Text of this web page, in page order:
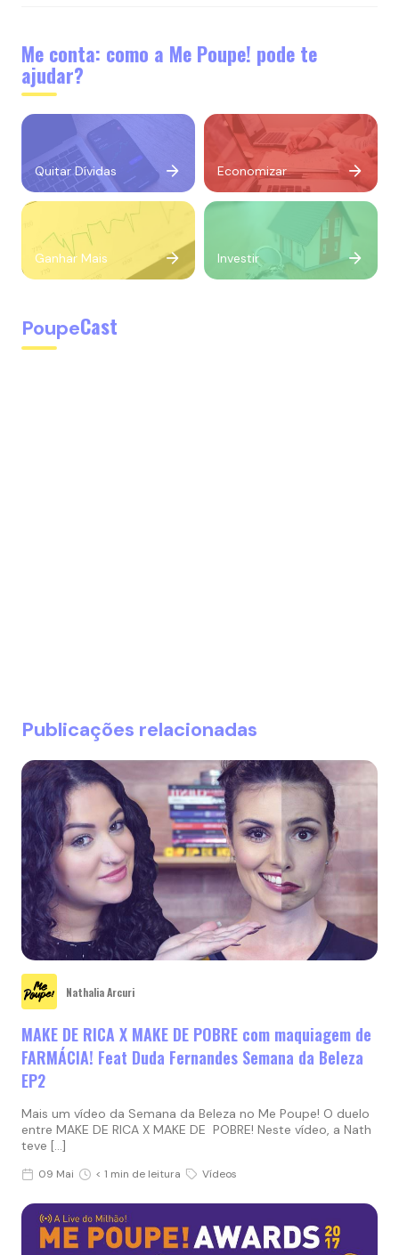
Me conta: como a Me Poupe! pode te
ajudar?
Quitar Dívidas Economizar
Ganhar Mais Investir
PoupeCast
Publicações relacionadas
Nathalia Arcuri
MAKE DE RICA X MAKE DE POBRE com maquiagem de
FARMÁCIA! Feat Duda Fernandes Semana da Beleza
EP2
Mais um vídeo da Semana da Beleza no Me Poupe! O duelo
entre MAKE DE RICA X MAKE DE POBRE! Neste vídeo, a Nath
teve […]
09 Mai < 1 min de leitura Vídeos